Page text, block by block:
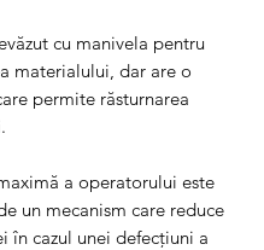
cu manivela pentru
materialului, dar are o
permite răsturnarea
a operatorului este
un mecanism care reduce
în cazul unei defecțiuni a